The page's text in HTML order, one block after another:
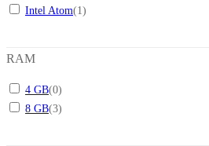
Intel Atom(1 )
RAM
4 GB(0)
8 GB(3)